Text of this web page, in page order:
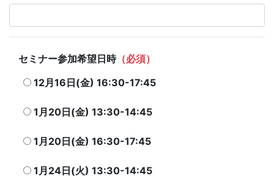
セミナー参加希望日時（必須）
12月16日(金) 16:30-17:45
1月20日(金) 13:30-14:45
1月20日(金) 16:30-17:45
1月24日(火) 13:30-14:45